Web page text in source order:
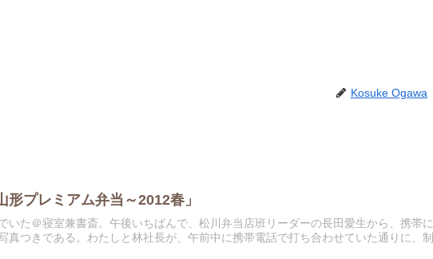
Kosuke Ogawa
プレミアム弁当～2012春」
いた＠寝室兼書斎。午後いちばんで、松川弁当店班リーダーの長田愛生から、携帯に
真つきである。わたしと林社長が、午前中に携帯電話で打ち合わせていた通りに、制